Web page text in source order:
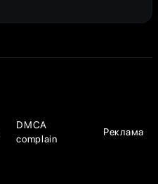
DMCA
complain
Реклама